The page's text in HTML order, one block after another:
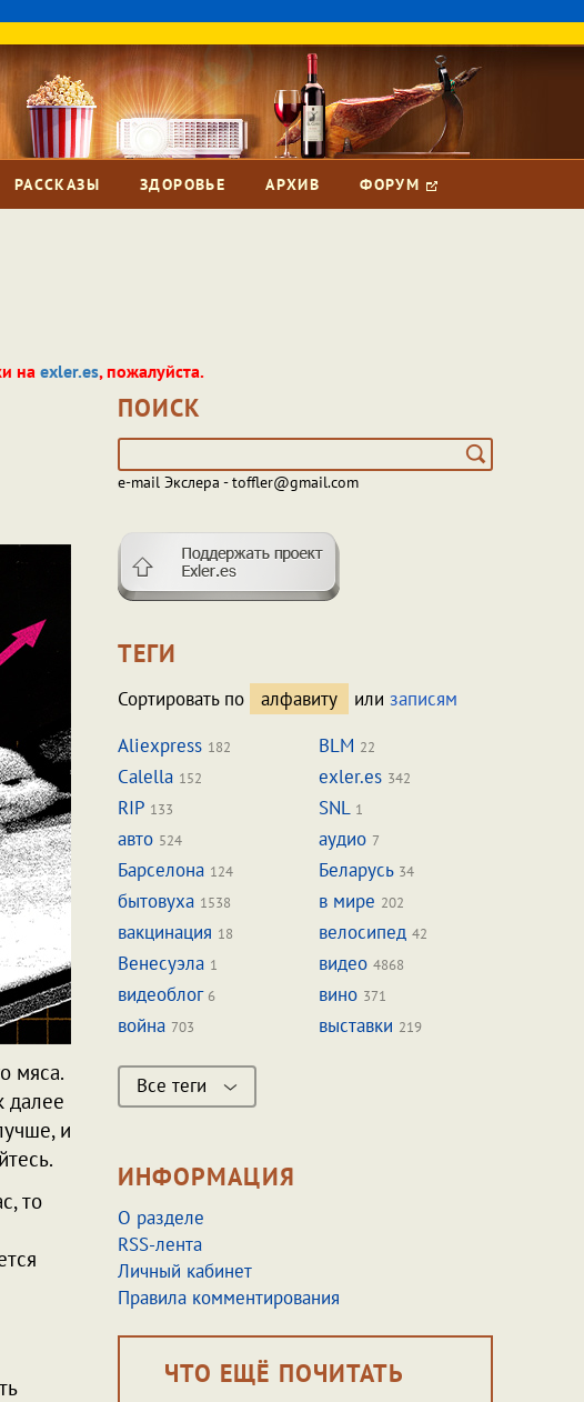
РАССКАЗЫ ЗДОРОВЬЕ АРХИВ ФОРУМ
на exler.es, пожалуйста.
мяса.
далее
и
то
ПОИСК
e-mail Экслера - toffler@gmail.com
ТЕГИ
Сортировать по алфавиту или записям
Aliexpress 182 BLM 22
Calella 152 exler.es 342
RIP 133 SNL 1
авто 524 аудио 7
Барселона 124 Беларусь 34
бытовуха 1538 в мире 202
вакцинация 18 велосипед 42
Венесуэла 1 видео 4868
видеоблог 6 вино 371
война 703 выставки 219
Все теги
ИНФОРМАЦИЯ
О разделе
RSS-лента
Личный кабинет
Правила комментирования
ЧТО ЕЩЁ ПОЧИТАТЬ